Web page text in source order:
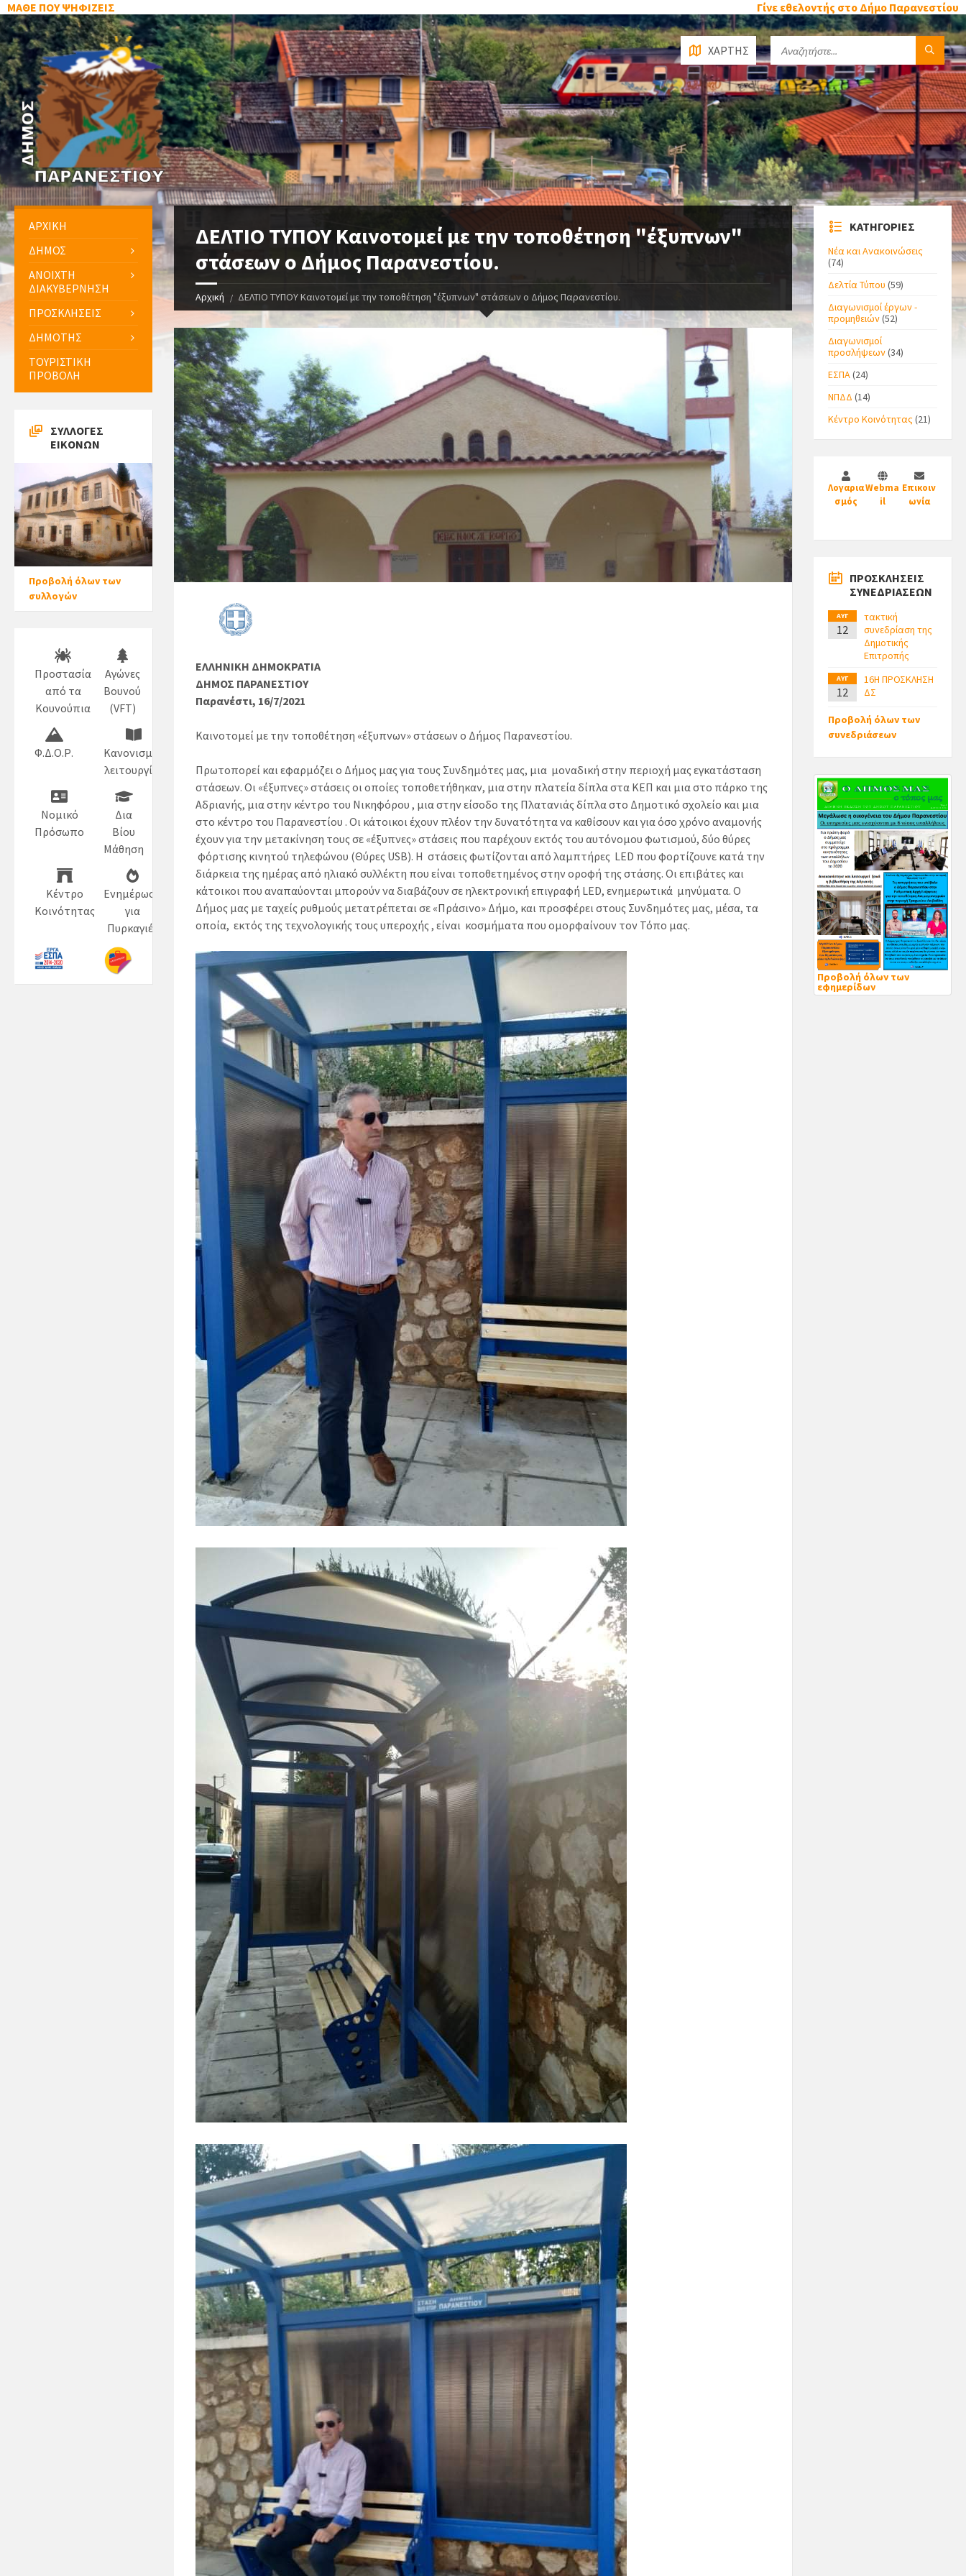
ΜΑΘΕ ΠΟΥ ΨΗΦΙΖΕΙΣ Γίνε εθελοντής στο Δήμο Παρανεστίου
ΧΑΡΤΗΣ
ΔΕΛΤΙΟ ΤΥΠΟΥ Καινοτομεί με την τοποθέτηση "έξυπνων"
στάσεων ο Δήμος Παρανεστίου.
Αρχική ΔΕΛΤΙΟ ΤΥΠΟΥ Καινοτομεί με την τοποθέτηση "έξυπνων" στάσεων ο Δήμος Παρανεστίου.
ΕΛΛΗΝΙΚΗ ΔΗΜΟΚΡΑΤΙΑ
ΔΗΜΟΣ ΠΑΡΑΝΕΣΤΙΟΥ
Παρανέστι, 16/7/2021
Καινοτομεί με την τοποθέτηση «έξυπνων» στάσεων ο Δήμος Παρανεστίου.
Πρωτοπορεί και εφαρμόζει ο Δήμος μας για τους Συνδημότες μας, μια μοναδική στην περιοχή μας εγκατάσταση
στάσεων. Οι «έξυπνες» στάσεις οι οποίες τοποθετήθηκαν, μια στην πλατεία δίπλα στα ΚΕΠ και μια στο πάρκο της
Αδριανής, μια στην κέντρο του Νικηφόρου , μια στην είσοδο της Πλατανιάς δίπλα στο Δημοτικό σχολείο και μια
στο κέντρο του Παρανεστίου . Οι κάτοικοι έχουν πλέον την δυνατότητα να καθίσουν και για όσο χρόνο αναμονής
έχουν για την μετακίνηση τους σε «έξυπνες» στάσεις που παρέχουν εκτός του αυτόνομου φωτισμού, δύο θύρες
φόρτισης κινητού τηλεφώνου (Θύρες USB). Η στάσεις φωτίζονται από λαμπτήρες LED που φορτίζουνε κατά την
διάρκεια της ημέρας από ηλιακό συλλέκτη που είναι τοποθετημένος στην οροφή της στάσης. Οι επιβάτες και
κάτοικοι που αναπαύονται μπορούν να διαβάζουν σε ηλεκτρονική επιγραφή LED, ενημερωτικά μηνύματα. Ο
Δήμος μας με ταχείς ρυθμούς μετατρέπεται σε «Πράσινο» Δήμο, και προσφέρει στους Συνδημότες μας, μέσα, τα
οποία, εκτός της τεχνολογικής τους υπεροχής , είναι κοσμήματα που ομορφαίνουν τον Τόπο μας.
ΑΡΧΙΚΗ
ΔΗΜΟΣ
ΑΝΟΙΧΤΗ
ΔΙΑΚΥΒΕΡΝΗΣΗ
ΠΡΟΣΚΛΗΣΕΙΣ
ΔΗΜΟΤΗΣ
ΤΟΥΡΙΣΤΙΚΗ
ΠΡΟΒΟΛΗ
ΣΥΛΛΟΓΕΣ
ΕΙΚΟΝΩΝ
Προβολή όλων των
συλλογών
Προστασία
από τα
Κουνούπια
Αγώνες
Βουνού
(VFT)
Φ.Δ.Ο.Ρ.
Κανονισμός
λειτουργίας
Νομικό
Πρόσωπο
Δια
Βίου
Μάθηση
Κέντρο
Κοινότητας
Ενημέρωση
για
Πυρκαγιές
ΚΑΤΗΓΟΡΙΕΣ
Νέα και Ανακοινώσεις
(74)
Δελτία Τύπου (59)
Διαγωνισμοί έργων -
προμηθειών(52)
Διαγωνισμοί
προσλήψεων(34)
ΕΣΠΑ(24)
ΝΠΔΔ (14)
Κέντρο Κοινότητας(21)
Λογαρια
σμός
Webma
il
Επικοιν
ωνία
ΠΡΟΣΚΛΗΣΕΙΣ
ΣΥΝΕΔΡΙΑΣΕΩΝ
ΑΥΓ
12
τακτική
συνεδρίαση της
Δημοτικής
Επιτροπής
ΑΥΓ
12
16Η ΠΡΟΣΚΛΗΣΗ
ΔΣ
Προβολή όλων των
συνεδριάσεων
Προβολή όλων των
εφημερίδων